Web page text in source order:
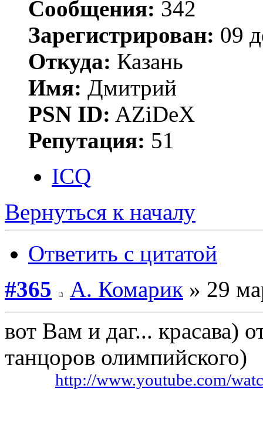
Сообщения: 342
Зарегистрирован: 09
Откуда: Казань
Имя: Дмитрий
PSN ID: AZiDeX
Репутация: 51
ICQ
Вернуться к началу
Ответить с цитатой
#365
А. Комарик » 29
вот Вам и даг... красава)
танцоров олимпийского)
http://www.youtube.com/